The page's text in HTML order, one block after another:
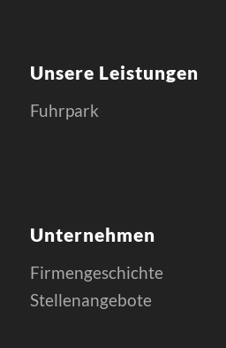
Unsere Leistungen
Fuhrpark
Unternehmen
Firmengeschichte
Stellenangebote